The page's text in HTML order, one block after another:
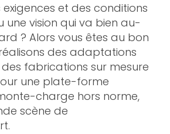
et des conditions
une vision qui va bien au-
? Alors vous êtes au bon
des adaptations
fabrications sur mesure
une plate-forme
charge hors norme,
scène de